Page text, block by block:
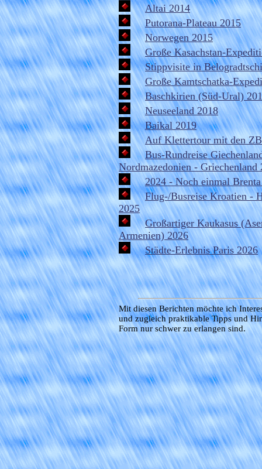
Altai 2014
Putorana-Plateau 2015
Norwegen 2015
Große Kasachstan-
Stippvisite in
Große Kamtschatka-
Baschkirien (Süd-Ural)
Neuseeland 2018
Baikal 2019
Auf Klettertour mit den
Bus-Rundreise
Nordmazedonien - Griechenland
2024 - Noch einmal
Flug-/Busreise Kroatien -
2025
Großartiger Kaukasus
Armenien) 2026
Städte-Erlebnis Paris 2026
Mit diesen Berichten möchte ich
und zugleich praktikable Tipps und
Form nur schwer zu erlangen sind.